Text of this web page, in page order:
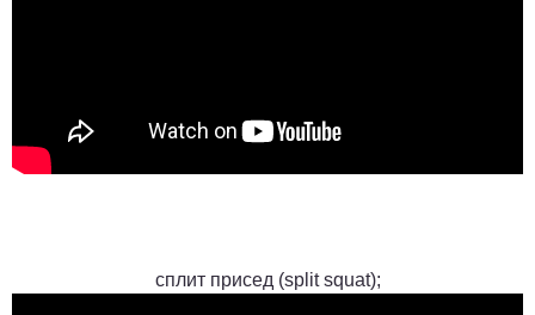
сплит присед (split squat);